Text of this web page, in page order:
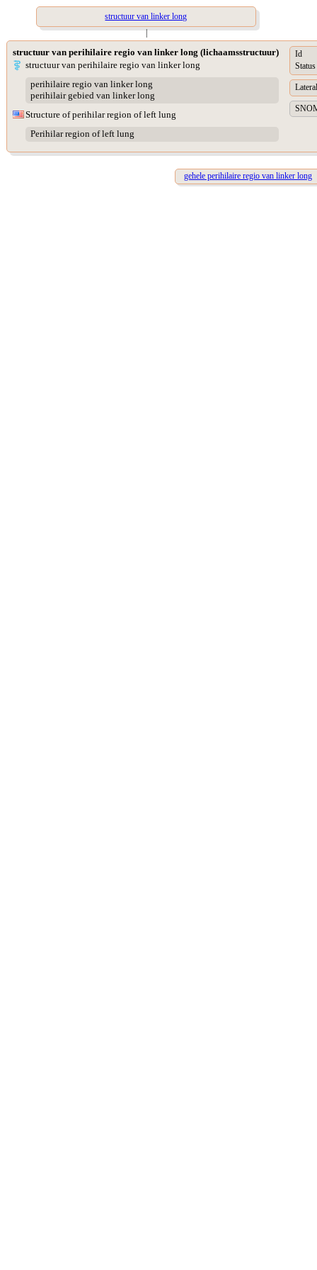
structuur van linker long
|
structuur van perihilaire regio van linker long (lichaamsstructuur)
structuur van perihilaire regio van linker long
perihilaire regio van linker long
perihilair gebied van linker long
Structure of perihilar region of left lung
Perihilar region of left lung
Id
Status
gehele perihilaire regio van linker long